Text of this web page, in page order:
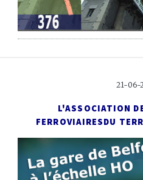
21-06-
L'ASSOCIATION
FERROVIAIRESDU